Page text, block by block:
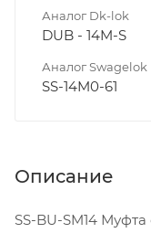
Аналог Dk-lok
DUB - 14M-S
Аналог Swagelok
SS-14M0-61
Описание
SS-BU-SM14